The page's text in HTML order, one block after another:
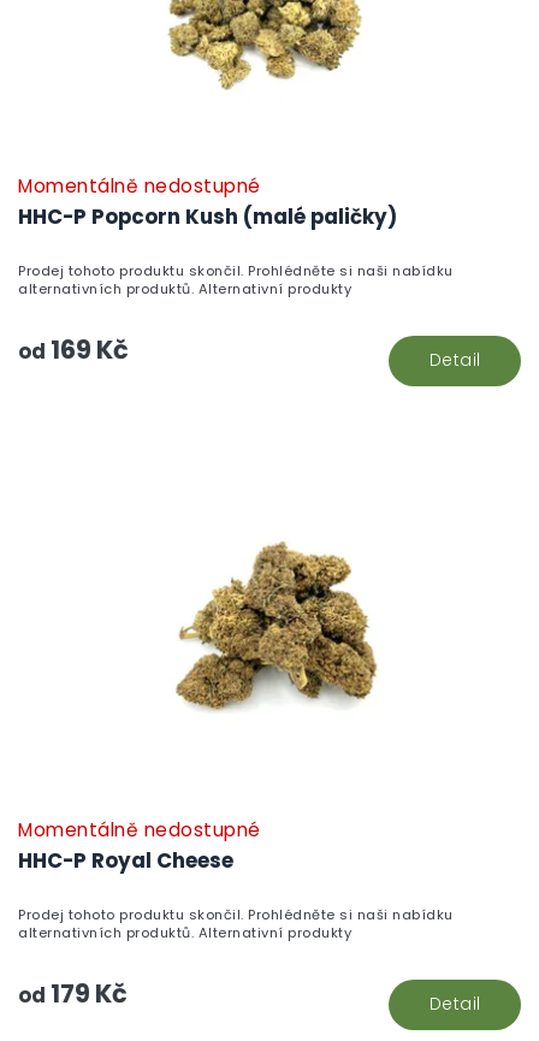
HHC-P Popcorn Kush (malé paličky)
Momentálně nedostupné
od 169 Kč Detail
Prodej tohoto produktu skončil. Prohlédněte si naši nabídku
alternativních produktů. Alternativní produkty
HHC-P Royal Cheese
Momentálně nedostupné
od 179 Kč Detail
Prodej tohoto produktu skončil. Prohlédněte si naši nabídku
alternativních produktů. Alternativní produkty